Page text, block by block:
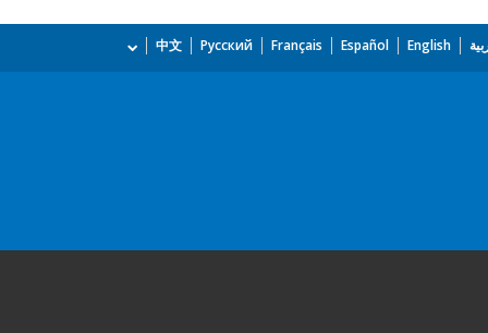
English
Español
Français
Русский
中文